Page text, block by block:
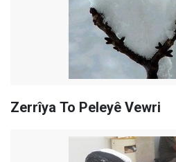
Zerrîya To Peleyê Vewri